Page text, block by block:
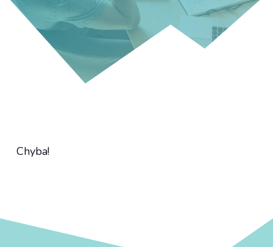
Chyba!